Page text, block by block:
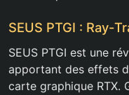
SEUS PTGI : Ray-
SEUS PTGI est une
apportant des effets
carte graphique RTX.